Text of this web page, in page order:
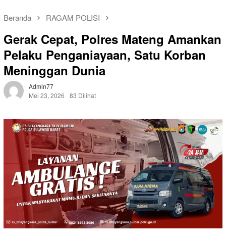
Beranda RAGAM POLISI
Gerak Cepat, Polres Mateng Amankan
Pelaku Penganiayaan, Satu Korban
Meninggan Dunia
Admin77
Mei 23, 2026
83 Dilihat